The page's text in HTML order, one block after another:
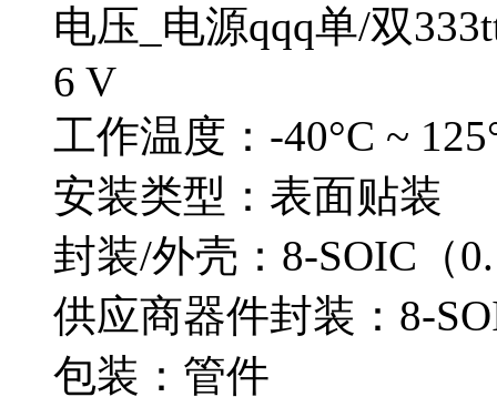
电压_电源qqq单/双
6 V
工作温度：-40°C ~
安装类型：表面贴装
封装/外壳：8-SOIC（
供应商器件封装：8-
包装：管件